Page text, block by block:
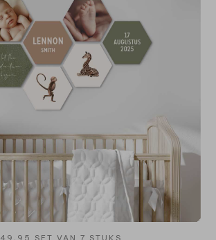
49,95 SET VAN 7 STUKS